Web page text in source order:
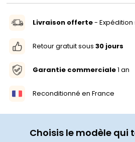
Livraison offerte- Expédition
Retour gratuit sous 30 jours
Garantie commerciale1 an
Reconditionné en France
Choisis le modèle qui